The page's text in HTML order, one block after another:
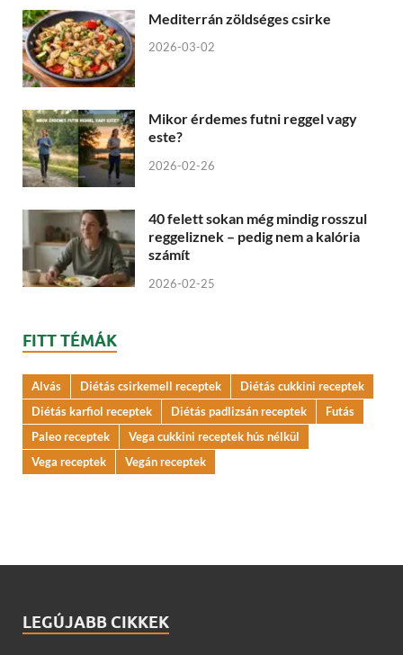
Mediterrán zöldséges csirke
2026-03-02
Mikor érdemes futni reggel vagy
este?
2026-02-26
40 felett sokan még mindig rosszul
reggeliznek – pedig nem a kalória
számít
2026-02-25
FITT TÉMÁK
Alvás Diétás csirkemell receptek
Diétás cukkini receptek
Diétás karfiol receptek
Diétás padlizsán receptek
Futás
Paleo receptek
Vega cukkini receptek hús nélkül
Vega receptek
Vegán receptek
LEGÚJABB CIKKEK